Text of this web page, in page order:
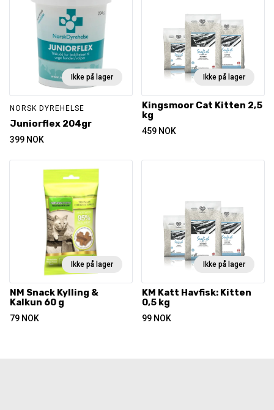
Ikke på lager
NORSK DYREHELSE
Juniorflex 204gr
399 NOK
Ikke på lager
Kingsmoor Cat Kitten 2,5
kg
459 NOK
Ikke på lager
NM Snack Kylling &
Kalkun 60 g
79 NOK
Ikke på lager
KM Katt Havfisk: Kitten
0,5 kg
99 NOK